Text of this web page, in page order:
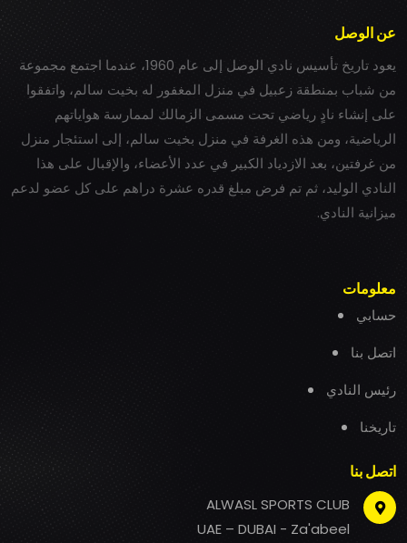
عن الوصل
يعود تاريخ تأسيس نادي الوصل إلى عام 1960، عندما اجتمع مجموعة
من شباب بمنطقة زعبيل في منزل المغفور له بخيت سالم، واتفقوا
على إنشاء نادٍ رياضي تحت مسمى الزمالك لممارسة هواياتهم
الرياضية، ومن هذه الغرفة في منزل بخيت سالم، إلى استئجار منزل
من غرفتين، بعد الازدياد الكبير في عدد الأعضاء، والإقبال على هذا
النادي الوليد، ثم تم فرض مبلغ قدره عشرة دراهم على كل عضو لدعم
ميزانية النادي.
معلومات
حسابي
اتصل بنا
رئيس النادي
تاريخنا
اتصل بنا
ALWASL SPORTS CLUB
UAE – DUBAI - Za'abeel